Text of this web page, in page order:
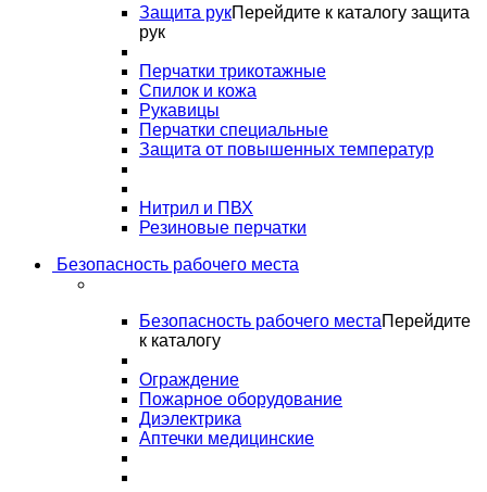
Защита рукПерейдите к каталогу защита
рук
Перчатки трикотажные
Спилок и кожа
Рукавицы
Перчатки специальные
Защита от повышенных температур
Нитрил и ПВХ
Резиновые перчатки
Безопасность рабочего места
Безопасность рабочего местаПерейдите
к каталогу
Ограждение
Пожарное оборудование
Диэлектрика
Аптечки медицинские